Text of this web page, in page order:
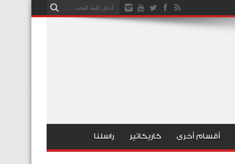
أقسام أخرى كاريكاتير راسلنا